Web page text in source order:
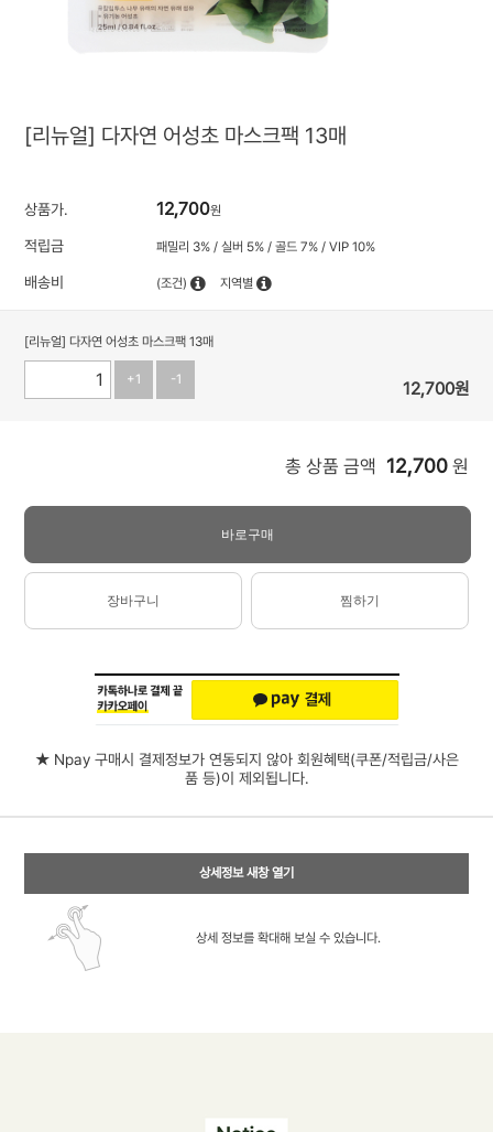
[리뉴얼] 다자연 어성초 마스크팩 13매
상품가. 12,700원
적립금 패밀리 3% / 실버 5% / 골드 7% / VIP 10%
배송비 (조건) 지역별
[리뉴얼] 다자연 어성초 마스크팩 13매
+1 -1 12,700원
총 상품 금액 12,700 원
바로구매
장바구니 찜하기
★ Npay 구매시 결제정보가 연동되지 않아 회원혜택(쿠폰/적립금/사은
품 등)이 제외됩니다.
상세정보 새창 열기
상세 정보를 확대해 보실 수 있습니다.